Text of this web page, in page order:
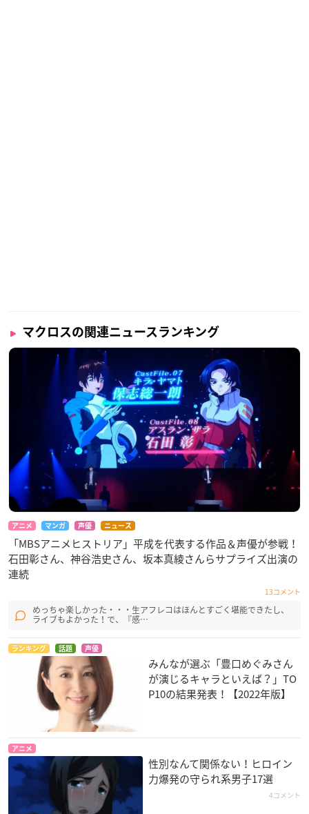
マクロスの関連ニュースランキング
アニメ マンガ 声優 ニュース
「MBSアニメヒストリア」平成を代表する作品＆声優が参戦！
石田彰さん、神谷浩史さん、坂本真綾さんらサプライズ出演の
連続
13コメント
めっちゃ楽しかった・・・生アフレコはほんとすごく堪能できたし、
ライブもよかった！で、『感…
ランキング 話題 声優
みんなが選ぶ「豊口めぐみさん
が演じるキャラといえば？」TO
P10の結果発表！【2022年版】
アニメ
性別なんて関係ない！ヒロイン
力爆発の守られ系男子17選
4コメント